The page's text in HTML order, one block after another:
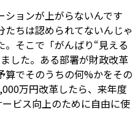
ションが上がらないんです
ちは認められてないんじゃ
そこで「がんばり“見える
した。ある部署が財政改革
算でそのうちの何%かをその
万円改革したら、来年度
ビス向上のために自由に使